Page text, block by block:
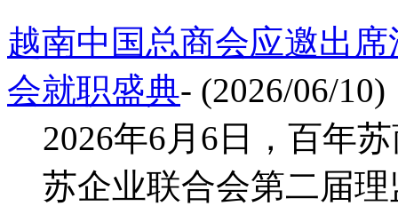
越南中国总商会应邀出
会就职盛典- (2026/06/10)
2026年6月6日，百年
苏企业联合会第二届